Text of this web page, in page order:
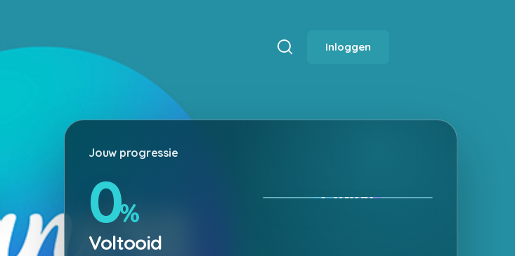
Inloggen
Jouw progressie
0%
Voltooid